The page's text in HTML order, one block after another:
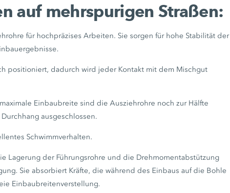
auf mehrspurigen Straßen:
für hochpräzises Arbeiten. Sie sorgen für hohe Stabilität der
positioniert, dadurch wird jeder Kontakt mit dem Mischgut
Einbaubreite sind die Ausziehrohre noch zur Hälfte
ausgeschlossen.
Schwimmverhalten.
Lagerung der Führungsrohre und die Drehmomentabstützung
Sie absorbiert Kräfte, die während des Einbaus auf die Bohle
Einbaubreitenverstellung.